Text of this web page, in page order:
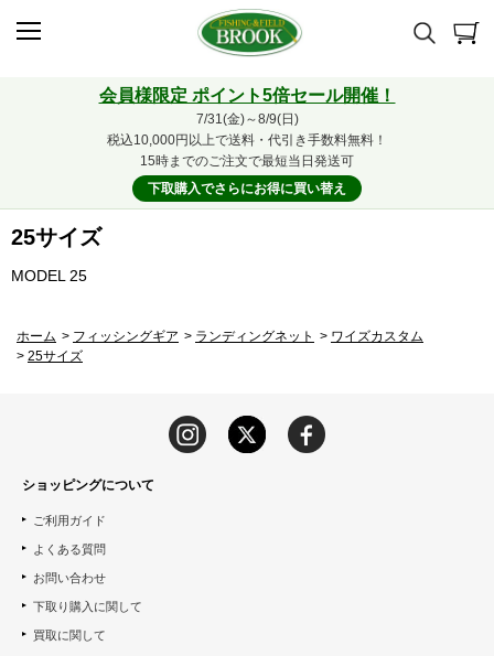
会員様限定 ポイント5倍セール開催！
7/31(金)～8/9(日)
税込10,000円以上で送料・代引き手数料無料！
15時までのご注文で最短当日発送可
下取購入でさらにお得に買い替え
25サイズ
MODEL 25
ホーム > フィッシングギア > ランディングネット > ワイズカスタム
> 25サイズ
ショッピングについて
ご利用ガイド
よくある質問
お問い合わせ
下取り購入に関して
買取に関して